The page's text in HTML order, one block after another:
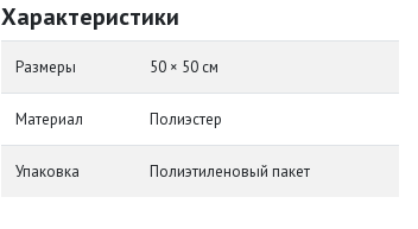
Характеристики
Размеры 50 × 50 см
Материал Полиэстер
Упаковка Полиэтиленовый пакет